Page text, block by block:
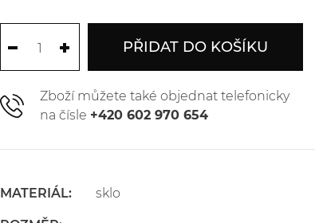
PŘIDAT DO KOŠÍKU
Zboží můžete také objednat telefonicky
na čísle +420 602 970 654
MATERIÁL: sklo